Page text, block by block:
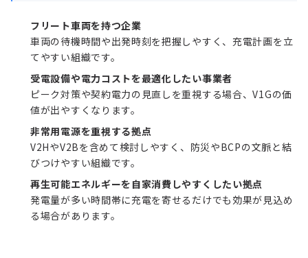
フリート車両を持つ企業
車両の待機時間や出発時刻を把握しやすく、充電計画を立
てやすい組織です。
受電設備や電力コストを最適化したい事業者
ピーク対策や契約電力の見直しを重視する場合、V1Gの価
値が出やすくなります。
非常用電源を重視する拠点
V2HやV2Bを含めて検討しやすく、防災やBCPの文脈と結
びつけやすい組織です。
再生可能エネルギーを自家消費しやすくしたい拠点
発電量が多い時間帯に充電を寄せるだけでも効果が見込め
る場合があります。